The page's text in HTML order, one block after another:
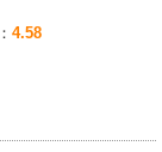
4.58